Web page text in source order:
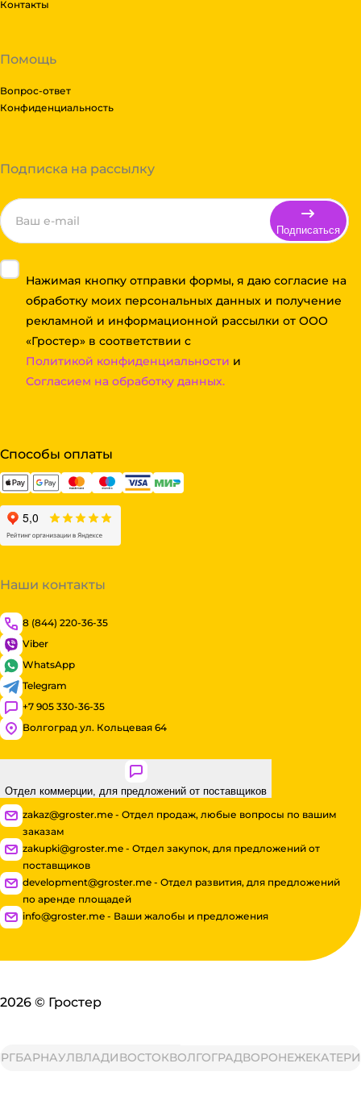
Контакты
Помощь
Вопрос-ответ
Конфиденциальность
Подписка на рассылку
Подписаться
Нажимая кнопку отправки формы, я даю согласие на
обработку моих персональных данных и получение
рекламной и информационной рассылки от ООО
«Гростер» в соответствии с
Политикой конфиденциальности и
Согласием на обработку данных.
Способы оплаты
Наши контакты
8 (844) 220-36-35
Viber
WhatsApp
Telegram
+7 905 330-36-35
Волгоград ул. Кольцевая 64
Отдел коммерции, для предложений от поставщиков
zakaz@groster.me - Отдел продаж, любые вопросы по вашим
заказам
zakupki@groster.me - Отдел закупок, для предложений от
поставщиков
development@groster.me - Отдел развития, для предложений
по аренде площадей
info@groster.me - Ваши жалобы и предложения
2026 © Гростер
ВЛАДИВОСТОКВОЛГОГРАДВОРОНЕЖ